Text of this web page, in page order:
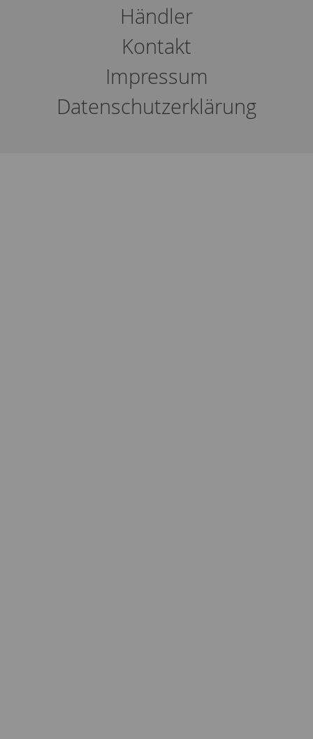
Händler
Kontakt
Impressum
Datenschutzerklärung